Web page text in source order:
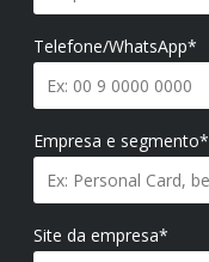
Telefone/WhatsApp*
Empresa e segmento*
Site da empresa*